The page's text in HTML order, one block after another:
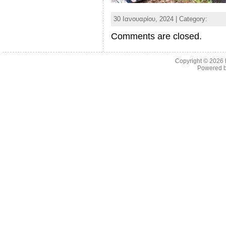
30 Ιανουαρίου, 2024 | Category:
Comments are closed.
Copyright © 2026
Powered